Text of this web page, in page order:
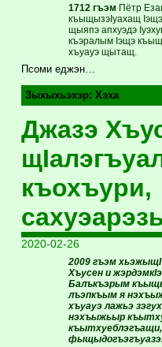
1712 гъэм Пётр
къыщызэIуахащ
щыяпэ апхуэдэ
къэралым Iэщэ
хъуауэ щытащ.
Псоми еджэн…
Зыхыхьэхэр:Хэха
Джазэ
къохъури,
2020-02-26
2009 гъэм
Хъусен и
Балъкъэрым
лъэпкъым я
хъуауэ лажьэ
нэхъыжьыр